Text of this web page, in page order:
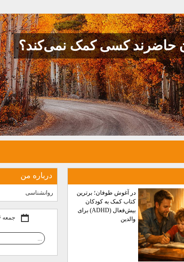
حاضرند کسی کمک نمی‌کند؟
در آغوش طوفان؛ برترین
کتاب کمک به کودکان
بیش‌فعال (ADHD) برای
والدین
درباره من
روانشناسی
جمعه ۱۶ مرداد ۰۵